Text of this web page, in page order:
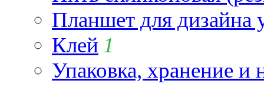
Планшет для
Клей 1
Упаковка, хранение и